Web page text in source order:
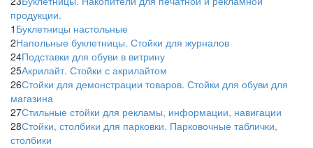
продукции.
1 Буклетницы настольные
2Напольные буклетницы. Стойки для журналов
24Подставки для обуви в витрину
25Акрилайт. Стойки с акрилайтом
26Стойки для демонстрации товаров. Стойки для обуви для
магазина
27Стильные стойки для рекламы, информации, навигации
28Стойки, столбики для парковки. Парковочные таблички,
столбики